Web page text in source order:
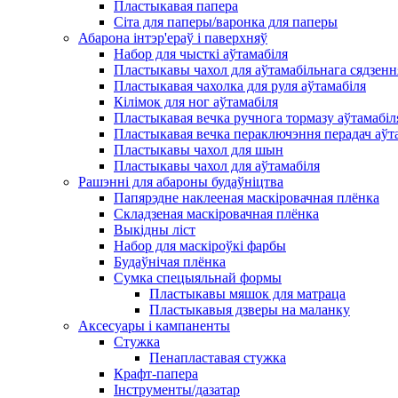
Пластыкавая папера
Сіта для паперы/варонка для паперы
Абарона інтэр'ераў і паверхняў
Набор для чысткі аўтамабіля
Пластыкавы чахол для аўтамабільнага
Пластыкавая чахолка для руля аўтамабіля
Кілімок для ног аўтамабіля
Пластыкавая вечка ручнога тормазу
Пластыкавая вечка пераключэння перадач
Пластыкавы чахол для шын
Пластыкавы чахол для аўтамабіля
Рашэнні для абароны будаўніцтва
Папярэдне наклееная маскіровачная плёнка
Складзеная маскіровачная плёнка
Выкідны ліст
Набор для маскіроўкі фарбы
Будаўнічая плёнка
Сумка спецыяльнай формы
Пластыкавы мяшок для матраца
Пластыкавыя дзверы на маланку
Аксесуары і кампаненты
Стужка
Пенапластавая стужка
Крафт-папера
Інструменты/дазатар